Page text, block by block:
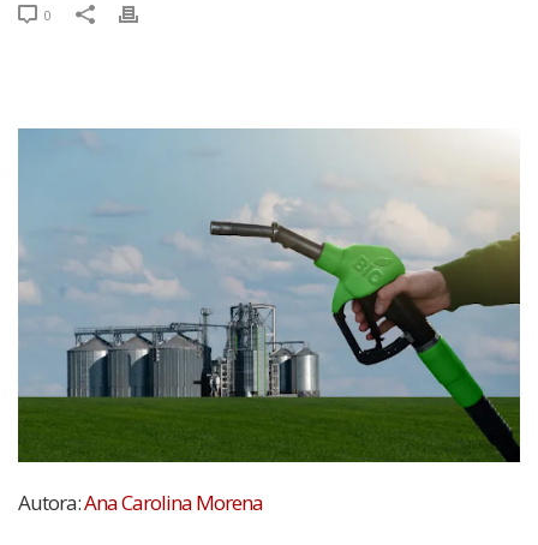
0
Autora:Ana Carolina Morena